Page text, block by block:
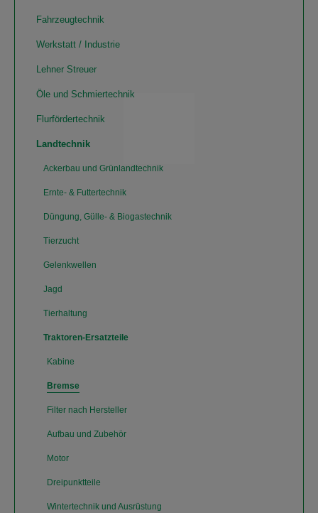
Fahrzeugtechnik
Werkstatt / Industrie
Lehner Streuer
Öle und Schmiertechnik
Flurfördertechnik
Landtechnik
Ackerbau und Grünlandtechnik
Ernte- & Futtertechnik
Düngung, Gülle- & Biogastechnik
Tierzucht
Gelenkwellen
Jagd
Tierhaltung
Traktoren-Ersatzteile
Kabine
Bremse
Filter nach Hersteller
Aufbau und Zubehör
Motor
Dreipunktteile
Wintertechnik und Ausrüstung